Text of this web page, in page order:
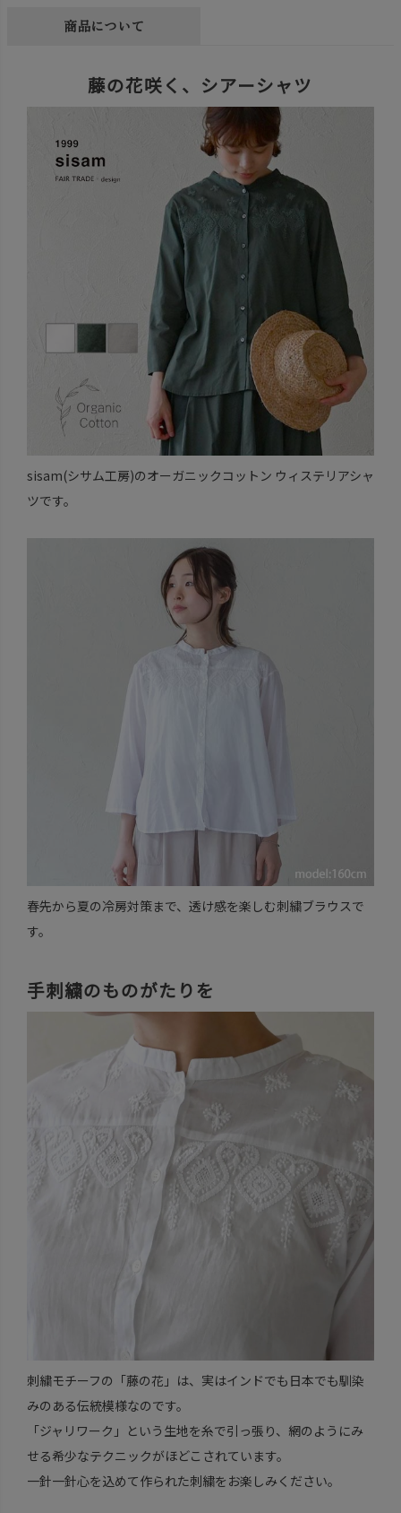
商品について
藤の花咲く、シアーシャツ
sisam(シサム工房)のオーガニックコットン ウィステリアシャ
ツです。
春先から夏の冷房対策まで、透け感を楽しむ刺繍ブラウスで
す。
手刺繍のものがたりを
刺繍モチーフの「藤の花」は、実はインドでも日本でも馴染
みのある伝統模様なのです。
「ジャリワーク」という生地を糸で引っ張り、網のようにみ
せる希少なテクニックがほどこされています。
一針一針心を込めて作られた刺繍をお楽しみください。